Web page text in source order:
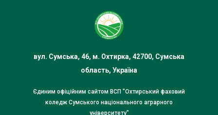
вул. Сумська, 46, м. Охтирка, 42700, Сумська
область, Україна
Єдиним офіційним сайтом ВСП "Охтирський фаховий
коледж Сумського національного аграрного
університету"